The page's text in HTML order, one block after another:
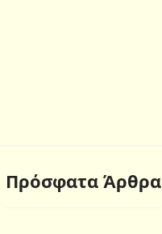
Πρόσφατα Άρθρα